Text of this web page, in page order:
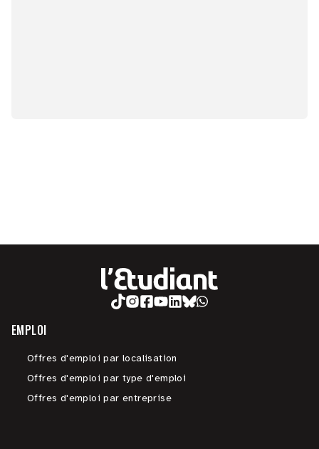
EMPLOI
Offres d'emploi par localisation
Offres d'emploi par type d'emploi
Offres d'emploi par entreprise